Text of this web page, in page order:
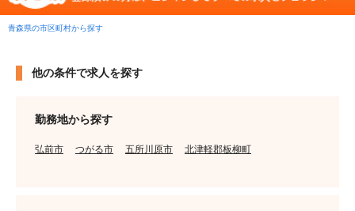
青森県の市区町村から探す
他の条件で求人を探す
勤務地から探す
弘前市 つがる市 五所川原市 北津軽郡板柳町